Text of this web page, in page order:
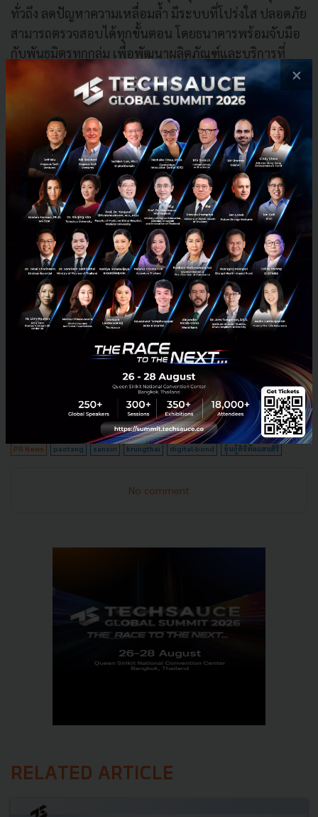
ทั่วถึง ลดปัญหาความเหลื่อมล้ำ มีระบบที่โปร่งใส ปลอดภัย
สามารถตรวจสอบได้ทุกขั้นตอน โดยธนาคารพร้อมจับมือ
กับพันธมิตรทุกกลุ่ม เพื่อพัฒนาผลิตภัณฑ์และบริการที่
ตอบโจทย์ความต้องการของลูกค้าเพื่อให้ชีวิตดีขึ้นอย่างทั่
ซื้อขายได้ในวันที่ 21 มกราคม 65
ทั้งนี้ หุ้นกู้ดิจิทัลแสนสิริเป็นหุ้นกู้ระยะยาวชนิดระบุชื่อผู้
ถือ ไม่ด้อยสิทธิ ไม่มีหลักประกัน และมีผู้แทนผู้ถือหุ้นกู้
อายุ2ปี6เดือน ซึ่งจะครบกำหนดไถ่ถอนในปี พ.ศ.2567
อัตราดอกเบี้ยคงที่ 3.10%ต่อปี กำหนดจ่ายดอกเบี้ย
เดือน เริ่มนับจากวันออกหุ้นกู้วันแรก คือ วัน
มกราคม2565
ดยเปิดให้ลงทุนขั้นต่ำเพียง1,000บาท นักลงทุนสามารถ
ตราทวีคูณครั้งละ
สูงสุดท่านละไม่เกิน50
ล้านบาท โดยหุ้นกู้ได้รับการจัดอัน
บความน่าเชื่อถือที่ “BBB+”จากทริสเรทติ้ง เมื่อวัน
พฤศจิกายน 2564ซึ่งเป็นระดับInvestment Grade
PR News paotang sansiri krungthai digital-bond หุ้นกู้ดิจิทัลแสนสิริ
No comment
RELATED ARTICLE
×